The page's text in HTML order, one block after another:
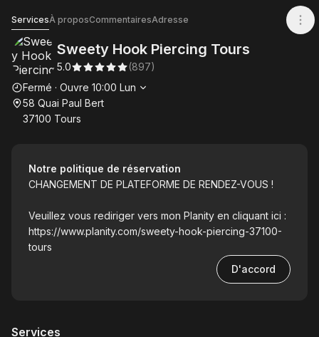
ServicesÀ proposCommentairesAdresse
Sweety Hook Piercing Tours
5.0 (897)
Heures d'ouverture
Fermé · Ouvre 10:00 Lun
58 Quai Paul Bert
37100 Tours
Notre politique de réservation
CHANGEMENT DE PLATEFORME DE RENDEZ-VOUS !
Veuillez vous rediriger vers mon Planity en cliquant ici :
https://www.planity.com/sweety-hook-piercing-37100-
tours
D'accord
Services